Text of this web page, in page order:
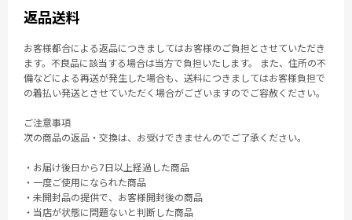
返品送料
お客様都合による返品につきましてはお客様のご負担とさせていただき
ます。不良品に該当する場合は当方で負担いたします。 また、住所の不
備などによる再送が発生した場合も、送料につきましてはお客様負担で
の着払い発送とさせていただく場合がございますのでご容赦ください。
ご注意事項
次の商品の返品・交換は、お受けできませんのでご了承ください。
・お届け後日から7日以上経過した商品
・一度ご使用になられた商品
・未開封品の提供で、お客様開封後の商品
・当店が状態に問題ないと判断した商品